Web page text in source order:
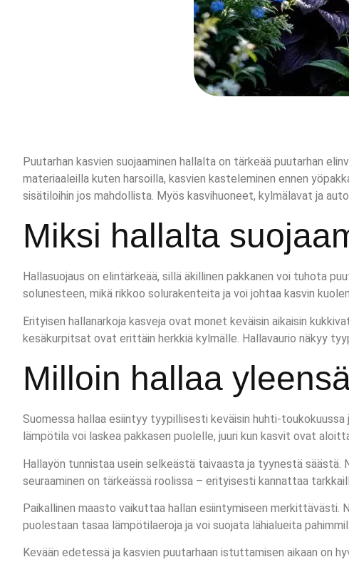
Puutarhan kasvien suojaaminen hallalta on tärkeää puutarhan
materiaaleilla kuten harsoilla, kasvien kasteleminen ennen
sisätiloihin jos mahdollista. Myös kasvihuoneet, kylmälavat ja
Miksi hallalta
Hallasuojaus on elintärkeää, sillä äkillinen pakkanen voi tuhota
solunesteen, mikä rikkoo solurakenteita ja voi johtaa kasvin
Erityisen hallanarkoja kasveja ovat monet keväisin aikaisin
kesäkurpitsat ovat erittäin herkkiä kylmälle. Hallavaurio näkyy
Milloin hallaa
Suomessa hallaa esiintyy tyypillisesti keväisin huhti-
lämpötila voi laskea pakkasen puolelle, juuri kun kasvit ovat
Hallayön tunnistaa usein selkeästä taivaasta ja tyynestä säästä.
seuraaminen on tärkeässä roolissa – erityisesti kannattaa
Paikallinen maasto vaikuttaa hallan esiintymiseen
puolestaan tasaa lämpötilaeroja ja voi suojata lähialueita
Kevään edetessä ja kasvien puutarhaan istuttamisen aikaan on